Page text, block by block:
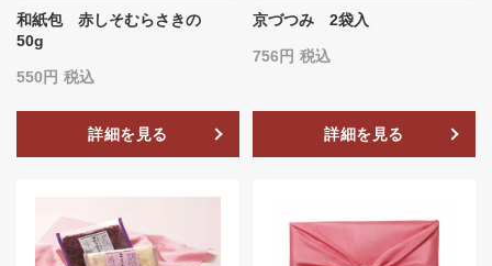
和紙包 赤しそむらさきの
50g
550 税込
詳細を見る
京づつみ 2袋入
756 税込
詳細を見る